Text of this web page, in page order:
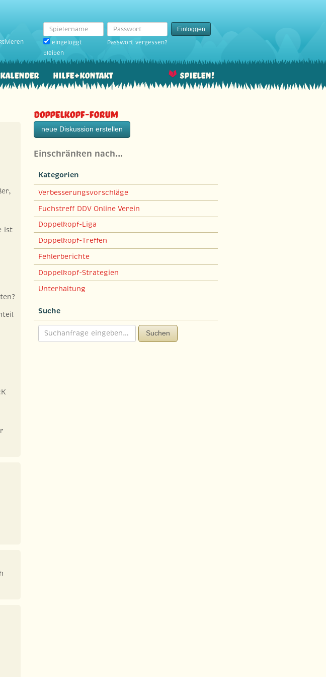
Spielername
eingeloggt
bleiben
Passwort
Einloggen
Passwort vergessen?
Kalender Hilfe+Kontakt Spielen!
ist
Doppelkopf-Forum
neue Diskussion erstellen
Einschränken nach…
Kategorien
Verbesserungsvorschläge
Fuchstreff DDV Online Verein
Doppelkopf-Liga
Doppelkopf-Treffen
Fehlerberichte
Doppelkopf-Strategien
Unterhaltung
Suche
Suchen